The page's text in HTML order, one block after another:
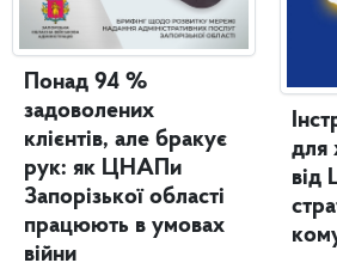
Понад 94 %
задоволених
клієнтів, але бракує
рук: як ЦНАПи
Запорізької області
працюють в умовах
війни
для
від